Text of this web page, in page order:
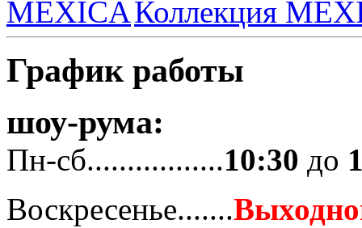
Коллекция
График работы
шоу-рума:
Пн-сб.................10:30 до
Воскресенье.......